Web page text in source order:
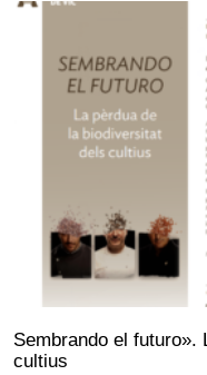
Sembrando el futuro».
cultius